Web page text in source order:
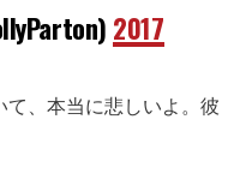
2017
、本当に悲しいよ。彼